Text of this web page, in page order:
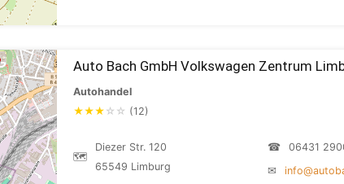
Auto Bach GmbH Volkswagen Zentrum
Autohandel
★★★ ☆ ☆ (12)
🗺
Diezer Str. 120
65549 Limburg
☎
06431
✉